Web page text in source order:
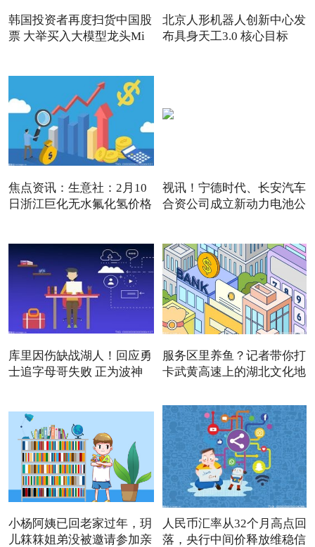
韩国投资者再度扫货中国股
票 大举买入大模型龙头Mi
北京人形机器人创新中心发
布具身天工3.0 核心目标
焦点资讯：生意社：2月10
日浙江巨化无水氟化氢价格
视讯！宁德时代、长安汽车
合资公司成立新动力电池公
库里因伤缺战湖人！回应勇
士追字母哥失败 正为波神
服务区里养鱼？记者带你打
卡武黄高速上的湖北文化地
小杨阿姨已回老家过年，玥
儿箖箖姐弟没被邀请参加亲
人民币汇率从32个月高点回
落，央行中间价释放维稳信